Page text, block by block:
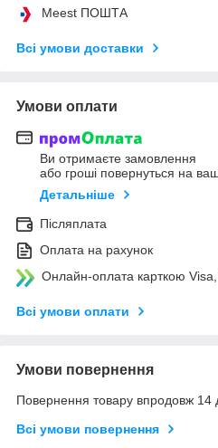
Meest ПОШТА
Всі умови доставки
Умови оплати
Ви отримаєте замовлення
або гроші повернуться на
Детальніше
Післяплата
Оплата на рахунок
Онлайн-оплата карткою
Всі умови оплати
Умови повернення
Повернення товару впродовж 14
Всі умови повернення